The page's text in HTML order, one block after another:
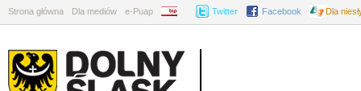
Strona główna Dla mediów e-Puap BIP Twitter Facebook Dla